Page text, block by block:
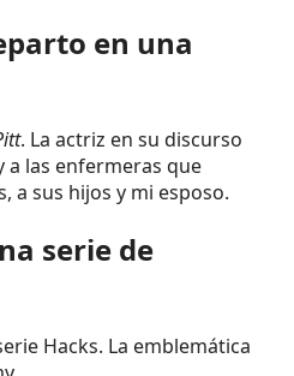
en una
. La actriz en su discurso
a las enfermeras que
a sus hijos y mi esposo.
serie de
Hacks. La emblemática